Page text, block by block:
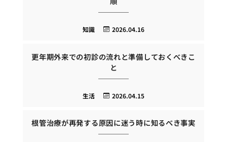
2026.04.16
知識
更年期外来での初診の流れと準備しておくべきこ
と
2026.04.15
生活
根管治療が再発する原因に迷う時に知るべき事実